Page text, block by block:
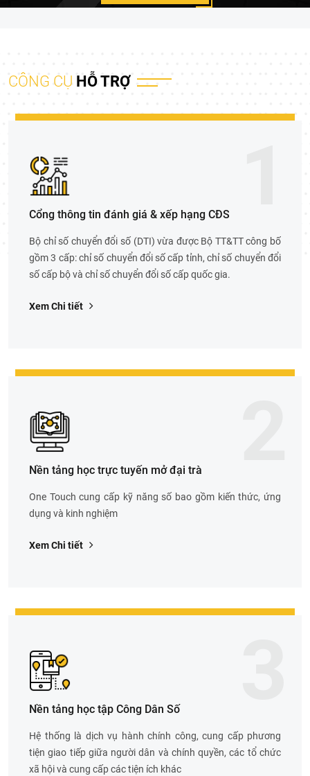
CÔNG CỤ HỖ TRỢ
Cổng thông tin đánh giá & xếp hạng CĐS
Bộ chỉ số chuyển đổi số (DTI) vừa được Bộ TT&TT công bố
gồm 3 cấp: chỉ số chuyển đổi số cấp tỉnh, chỉ số chuyển đổi
số cấp bộ và chỉ số chuyển đổi số cấp quốc gia.
Xem Chi tiết
Nền tảng học trực tuyến mở đại trà
One Touch cung cấp kỹ năng số bao gồm kiến thức, ứng
dụng và kinh nghiệm
Xem Chi tiết
Nền tảng học tập Công Dân Số
Hệ thống là dịch vụ hành chính công, cung cấp phương
tiện giao tiếp giữa người dân và chính quyền, các tổ chức
xã hội và cung cấp các tiện ích khác